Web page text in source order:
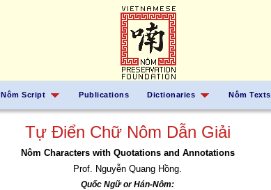
Nôm Script Publications Dictionaries Nôm Texts
Tự Điển Chữ Nôm Dẫn Giải
Nôm Characters with Quotations and Annotations
Prof. Nguyễn Quang Hồng.
Quốc Ngữ or Hán-Nôm: